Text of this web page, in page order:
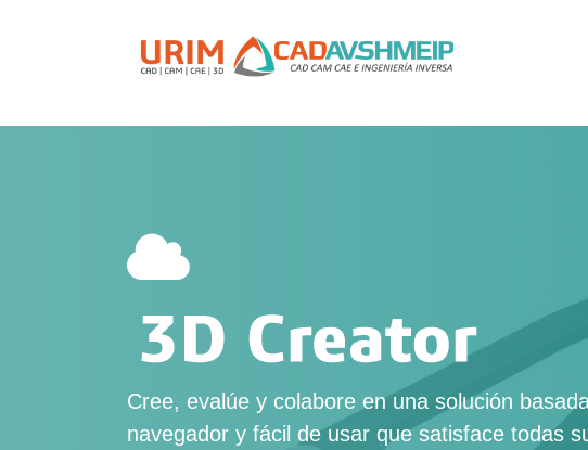
Cree, evalúe y colabore en una solución
navegador y fácil de usar que satisface todas